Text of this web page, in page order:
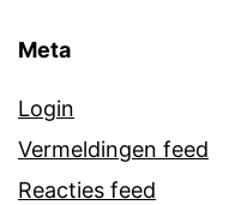
Meta
Login
Vermeldingen feed
Reacties feed